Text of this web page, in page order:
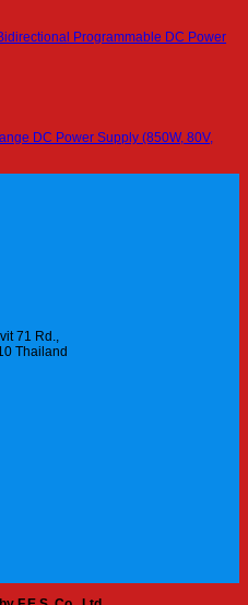
Programmable DC Power
DC Power Supply (850W, 80V,
71 Rd.,
Thailand